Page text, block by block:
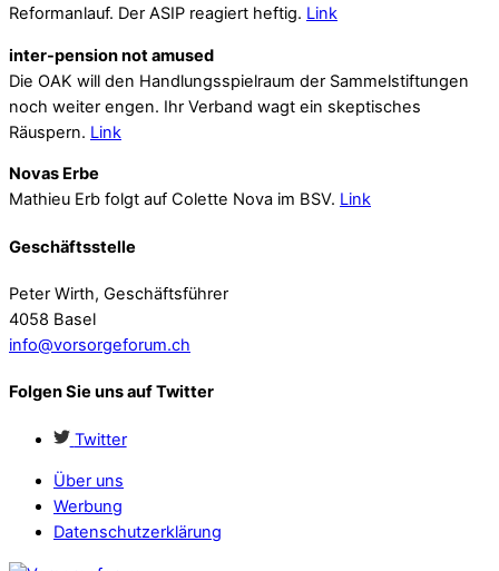
Reformanlauf. Der ASIP reagiert heftig. Link
inter-pension not amused
Die OAK will den Handlungsspielraum der Sammelstiftungen
noch weiter engen. Ihr Verband wagt ein skeptisches
Räuspern. Link
Novas Erbe
Mathieu Erb folgt auf Colette Nova im BSV. Link
Geschäftsstelle
Peter Wirth, Geschäftsführer
4058 Basel
info@vorsorgeforum.ch
Folgen Sie uns auf Twitter
Twitter
Über uns
Werbung
Datenschutzerklärung